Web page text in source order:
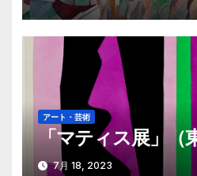
アート・芸術
「マティス展」（
7月 18, 2023